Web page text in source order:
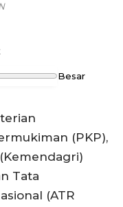
Besar
(PKP),
Tata
(ATR